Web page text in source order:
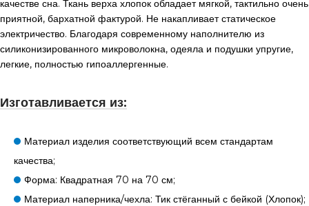
качестве сна. Ткань верха хлопок обладает мягкой, тактильно очень
приятной, бархатной фактурой. Не накапливает статическое
электричество. Благодаря современному наполнителю из
силиконизированного микроволокна, одеяла и подушки упругие,
легкие, полностью гипоаллергенные.
Изготавливается из:
Материал изделия соответствующий всем стандартам
качества;
Форма: Квадратная 70 на 70 см;
Материал наперника/чехла: Тик стёганный с бейкой (Хлопок);